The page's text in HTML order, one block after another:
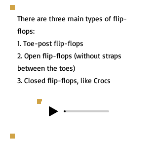
There are three main types of flip-
flops:
1. Toe-post flip-flops
2. Open flip-flops (without straps
between the toes)
3. Closed flip-flops, like Crocs